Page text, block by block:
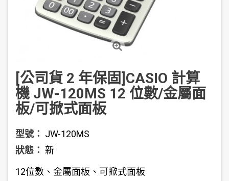
[公司貨 2 年保固]CASIO 計算
機 JW-120MS 12 位數/金屬面
板/可掀式面板
型號： JW-120MS
狀態： 新
12位數、金屬面板、可掀式面板